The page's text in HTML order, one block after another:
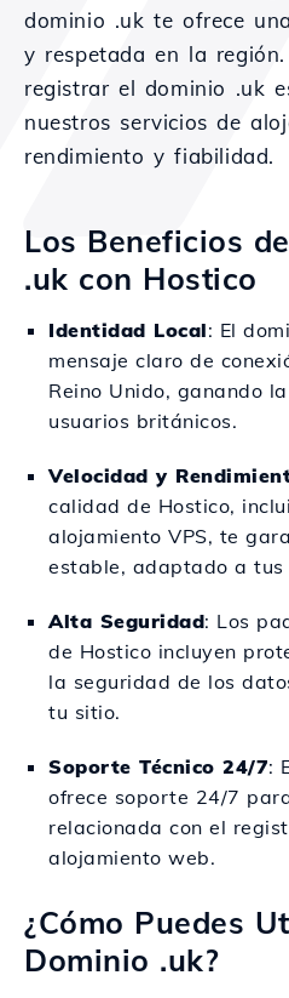
dominio .uk te ofrece
y respetada en la
registrar el dominio .uk
nuestros servicios de
rendimiento y fiabilidad.
Los Beneficios
.uk con Hostico
Identidad Local: El
mensaje claro de
Reino Unido, ganando
usuarios británicos.
Velocidad y
calidad de Hostico,
alojamiento VPS, te
estable, adaptado a tus
Alta Seguridad: Los
de Hostico incluyen
la seguridad de los
tu sitio.
Soporte Técnico 24/7:
ofrece soporte 24/7
relacionada con el
alojamiento web.
¿Cómo Puedes
Dominio .uk?